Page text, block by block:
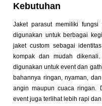
Kebutuhan
Jaket parasut memiliki
digunakan untuk berbagai
jaket custom sebagai
kompak dan mudah
digunakan untuk event dan
bahannya ringan, nyaman,
angin maupun cuaca ringan.
event juga terlihat lebih rapi